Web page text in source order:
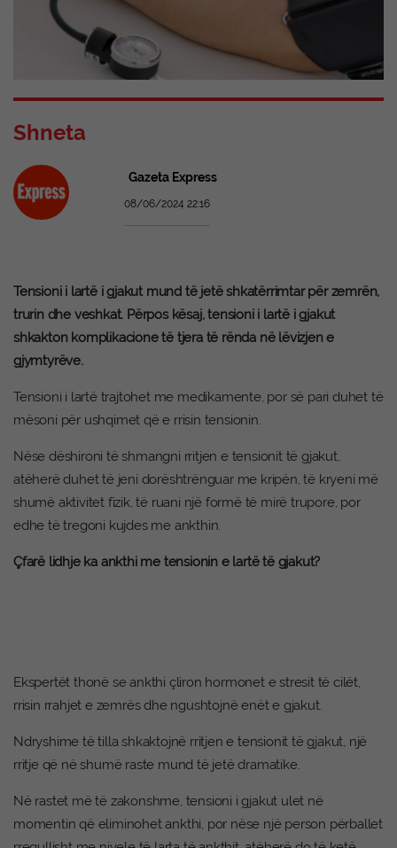
Shneta
Gazeta Express
08/06/2024 22:16
Tensioni i lartë i gjakut mund të jetë shkatërrimtar për zemrën,
trurin dhe veshkat. Përpos kësaj, tensioni i lartë i gjakut
shkakton komplikacione të tjera të rënda në lëvizjen e
gjymtyrëve.
Tensioni i lartë trajtohet me medikamente, por së pari duhet të
mësoni për ushqimet që e rrisin tensionin.
Nëse dëshironi të shmangni rritjen e tensionit të gjakut,
atëherë duhet të jeni dorështrënguar me kripën, të kryeni më
shumë aktivitet fizik, të ruani një formë të mirë trupore, por
edhe të tregoni kujdes me ankthin.
Çfarë lidhje ka ankthi me tensionin e lartë të gjakut?
Ekspertët thonë se ankthi çliron hormonet e stresit të cilët,
rrisin rrahjet e zemrës dhe ngushtojnë enët e gjakut.
Ndryshime të tilla shkaktojnë rritjen e tensionit të gjakut, një
rritje që në shumë raste mund të jetë dramatike.
Në rastet më të zakonshme, tensioni i gjakut ulet në
momentin që eliminohet ankthi, por nëse një person përballet